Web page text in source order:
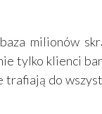
milionów
tylko klienci
do